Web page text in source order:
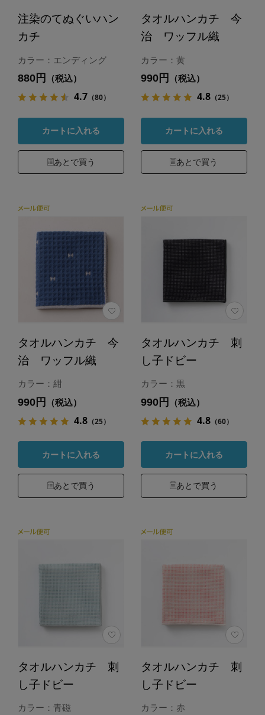
注染のてぬぐいハン
カチ
カラー：エンディング
880円 （税込）
4.7（80）
カートに入れる
あとで買う
タオルハンカチ 今
治 ワッフル織
カラー：黄
990円 （税込）
4.8（25）
カートに入れる
あとで買う
タオルハンカチ 今
治 ワッフル織
カラー：紺
990円 （税込）
4.8（25）
カートに入れる
あとで買う
タオルハンカチ 刺
し子ドビー
カラー：黒
990円 （税込）
4.8（60）
カートに入れる
あとで買う
タオルハンカチ 刺
し子ドビー
カラー：青磁
タオルハンカチ 刺
し子ドビー
カラー：赤